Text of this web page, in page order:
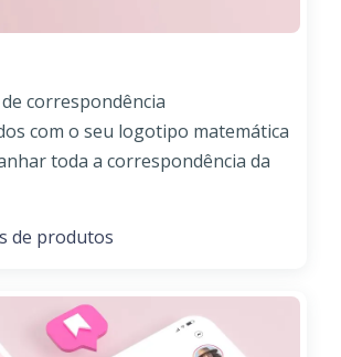
correspondência
com o seu logotipo matemática
toda a correspondência da
de produtos